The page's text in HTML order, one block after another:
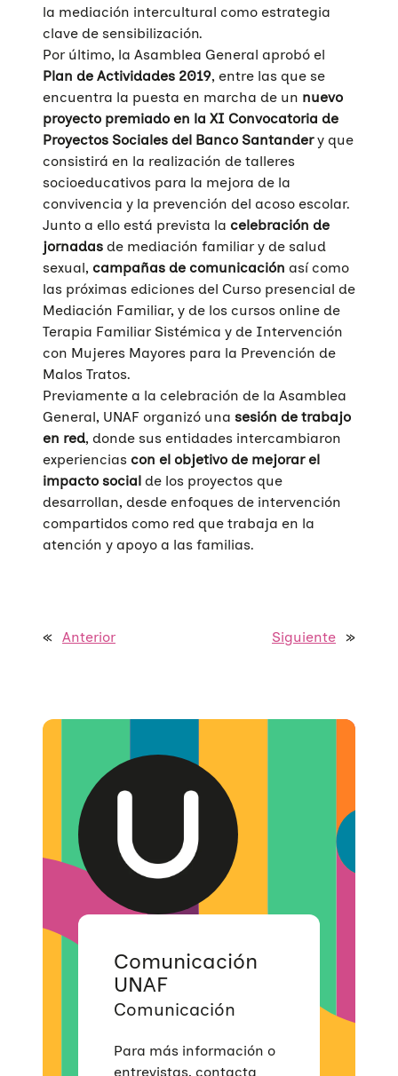
Quiénes somos
Sobre UNAF
Nuestra red
Transparencia
Áreas de acción
Diversidad familiar
Familias reconstituidas
Mediación
Infancia y adolescencia
Educación Sexual
Violencias de género
Qué hacemos
Atención directa
Sensibilización
Formación
Investigación
Incidencia
Trabajo en red
Infórmate
Blog
Sala de prensa
Materiales y publicaciones
Campañas
Eventos
COLABORA
Haz tu donación
Únete a nuestra red
Si eres empresa
Hazte voluntaria/o
la mediación intercultural como estrategia
clave de sensibilización.
Por último, la Asamblea General aprobó el
Plan de Actividades 2019, entre las que se
encuentra la puesta en marcha de un nuevo
proyecto premiado en la XI Convocatoria de
Proyectos Sociales del Banco Santandery que
consistirá en la realización de talleres
socioeducativos para la mejora de la
convivencia y la prevención del acoso escolar.
Junto a ello está prevista la celebración de
jornadas de mediación familiar y de salud
sexual, campañas de comunicación así como
las próximas ediciones del Curso presencial de
Mediación Familiar, y de los cursos online de
Terapia Familiar Sistémica y de Intervención
con Mujeres Mayores para la Prevención de
Malos Tratos.
Previamente a la celebración de la Asamblea
General, UNAF organizó una sesión de trabajo
en red, donde sus entidades intercambiaron
experiencias con el objetivo de mejorar el
impacto social de los proyectos que
desarrollan, desde enfoques de intervención
compartidos como red que trabaja en la
atención y apoyo a las familias.
« Anterior Siguiente »
Comunicación
UNAF
Comunicación
Para más información o
entrevistas, contacta